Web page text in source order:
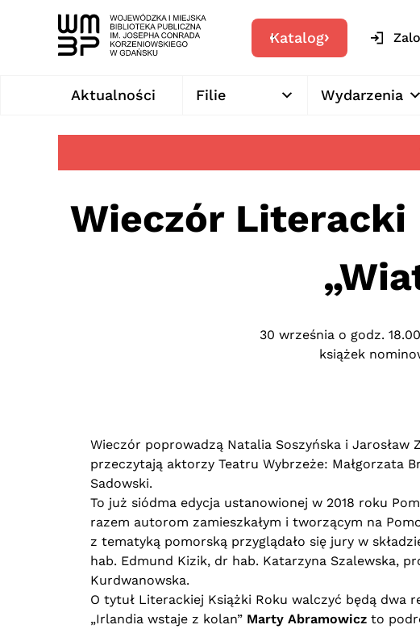
Katalog
Aktualności Filie Wydarzenia
Wieczór Literacki
30 września o godz.
książek
Wieczór poprowadzą Natalia Soszyńska i Jarosław
przeczytają aktorzy Teatru Wybrzeże: Małgorzata
Sadowski.
To już siódma edycja ustanowionej w 2018 roku
razem autorom zamieszkałym i tworzącym na
z tematyką pomorską przyglądało się jury w
hab. Edmund Kizik, dr hab. Katarzyna Szalewska,
Kurdwanowska.
O tytuł Literackiej Książki Roku walczyć będą dwa
„Irlandia wstaje z kolan” Marty Abramowicz to